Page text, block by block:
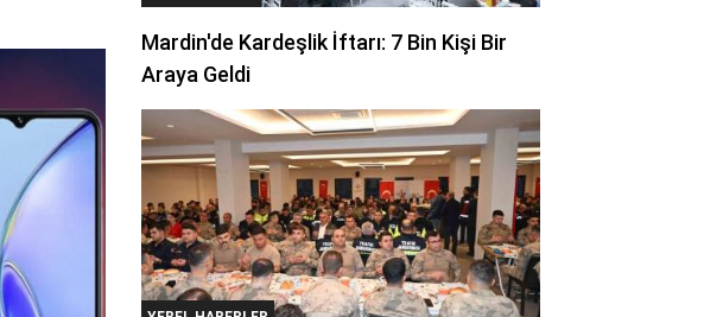
Mardin'de Kardeşlik İftarı: 7 Bin Kişi Bir
Araya Geldi